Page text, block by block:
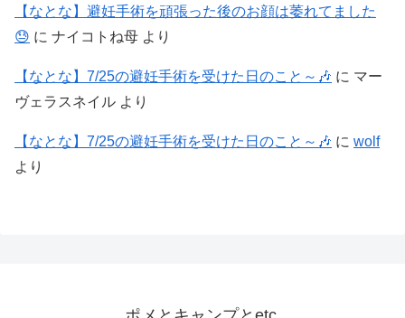
【なとな】避妊手術を頑張った後のお顔は萎れてました
😓 に ナイコトね母 より
【なとな】7/25の避妊手術を受けた日のこと～🎶 に マー
ヴェラスネイル より
【なとな】7/25の避妊手術を受けた日のこと～🎶 に wolf
より